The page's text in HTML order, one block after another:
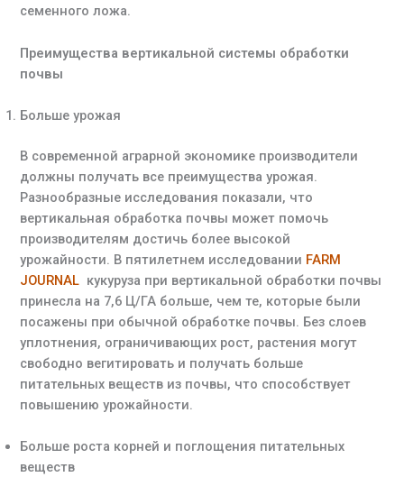
семенного ложа.
Преимущества вертикальной системы обработки
почвы
Больше урожая
В современной аграрной экономике производители
должны получать все преимущества урожая.
Разнообразные исследования показали, что
вертикальная обработка почвы может помочь
производителям достичь более высокой
урожайности. В пятилетнем исследовании FARM
JOURNAL кукуруза при вертикальной обработки почвы
принесла на 7,6 Ц/ГА больше, чем те, которые были
посажены при обычной обработке почвы. Без слоев
уплотнения, ограничивающих рост, растения могут
свободно вегитировать и получать больше
питательных веществ из почвы, что способствует
повышению урожайности.
Больше роста корней и поглощения питательных
веществ